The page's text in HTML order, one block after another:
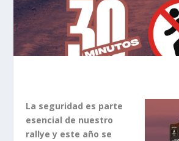
La seguridad es parte
esencial de nuestro
rallye y este año se